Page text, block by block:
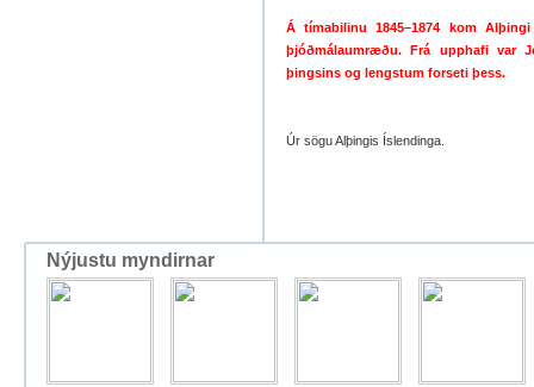
Á tímabilinu 1845–1874 kom
þjóðmálaumræðu. Frá upphafi var
þingsins og lengstum forseti þess.
Úr sögu Alþingis Íslendinga.
Nýjustu myndirnar